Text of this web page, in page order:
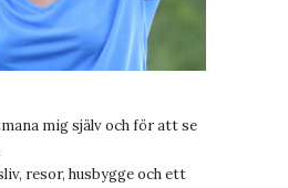
mig själv och för att se
resor, husbygge och ett